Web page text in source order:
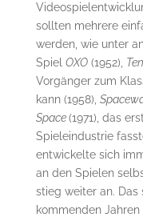
sollten mehrere
werden, wie unter
Spiel OXO(1952),
Vorgänger zum
kann (1958),
Space(1971), das
Spieleindustrie
entwickelte sich
an den Spielen
stieg weiter an.
kommenden